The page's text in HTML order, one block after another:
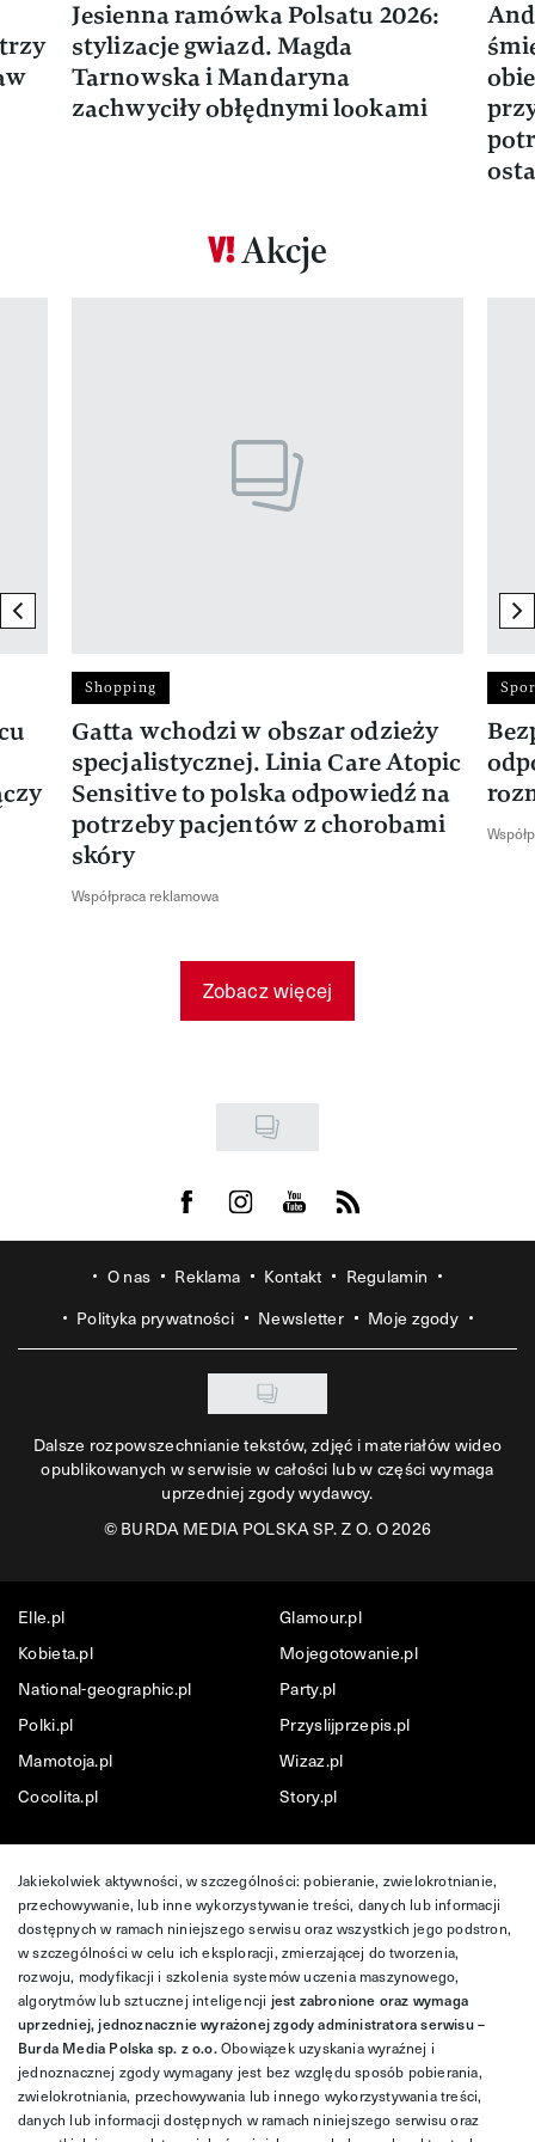
Jesienna ramówka Polsatu 2026:
stylizacje gwiazd. Magda
Tarnowska i Mandaryna
zachwyciły obłędnymi lookami
Akcje
previous element
Shopping
Gatta wchodzi w obszar odzieży
specjalistycznej. Linia Care Atopic
Sensitive to polska odpowiedź na
potrzeby pacjentów z chorobami
skóry
Współpraca reklamowa
Zobacz więcej
Visit us on Facebook
Visit us on Instagram
Visit us on Youtube
Visit us on Rss
O nas Reklama Kontakt
Regulamin
Polityka prywatności
Newsletter Moje zgody
Dalsze rozpowszechnianie tekstów, zdjęć i materiałów wideo
opublikowanych w serwisie w całości lub w części wymaga
uprzedniej zgody wydawcy.
©BURDA MEDIA POLSKA SP. Z O. O 2026
Elle.pl
Glamour.pl
Kobieta.pl
Mojegotowanie.pl
National-geographic.pl
Party.pl
Polki.pl
Przyslijprzepis.pl
Mamotoja.pl
Wizaz.pl
Cocolita.pl
Story.pl
Jakiekolwiek aktywności, w szczególności: pobieranie, zwielokrotnianie,
przechowywanie, lub inne wykorzystywanie treści, danych lub informacji
dostępnych w ramach niniejszego serwisu oraz wszystkich jego podstron,
w szczególności w celu ich eksploracji, zmierzającej do tworzenia,
rozwoju, modyfikacji i szkolenia systemów uczenia maszynowego,
algorytmów lub sztucznej inteligencji jest zabronione oraz wymaga
uprzedniej, jednoznacznie wyrażonej zgody administratora serwisu –
Burda Media Polska sp. z o.o.Obowiązek uzyskania wyraźnej i
jednoznacznej zgody wymagany jest bez względu sposób pobierania,
zwielokrotniania, przechowywania lub innego wykorzystywania treści,
danych lub informacji dostępnych w ramach niniejszego serwisu oraz